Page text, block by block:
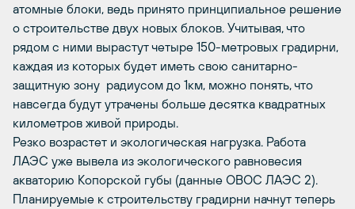
атомные блоки, ведь принято принципиальное решение
о строительстве двух новых блоков. Учитывая, что
рядом с ними вырастут четыре 150-метровых градирни,
каждая из которых будет иметь свою санитарно-
защитную зону радиусом до 1км, можно понять, что
навсегда будут утрачены больше десятка квадратных
километров живой природы.
Резко возрастет и экологическая нагрузка. Работа
ЛАЭС уже вывела из экологического равновесия
акваторию Копорской губы (данные ОВОС ЛАЭС 2).
Планируемые к строительству градирни начнут теперь